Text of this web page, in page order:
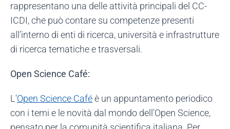
rappresentano una delle attività principali del CC-
ICDI, che può contare su competenze presenti
all’interno di enti di ricerca, università e infrastrutture
di ricerca tematiche e trasversali.
Open Science Café:
L'Open Science Caféè un appuntamento periodico
con i temi e le novità dal mondo dell'Open Science,